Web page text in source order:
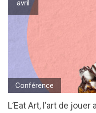
avril
Conférence
L’Eat Art, l’art de